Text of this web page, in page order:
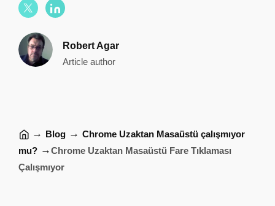
Robert Agar
Article author
→ Blog → Chrome Uzaktan Masaüstü çalışmıyor
mu? →Chrome Uzaktan Masaüstü Fare Tıklaması
Çalışmıyor